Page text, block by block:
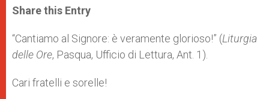
t
s
p
p
s
e
g
e
e
b
o
k
r
Share this Entry
“Cantiamo al Signore: è veramente glorioso!” (Liturgia
delle Ore, Pasqua, Ufficio di Lettura, Ant. 1).
Cari fratelli e sorelle!